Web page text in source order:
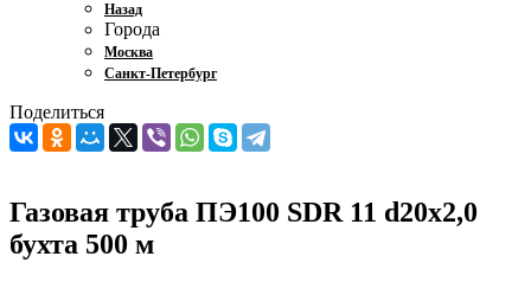
Назад
Города
Москва
Санкт-Петербург
Поделиться
Газовая труба ПЭ100 SDR 11 d20х2,0
бухта 500 м